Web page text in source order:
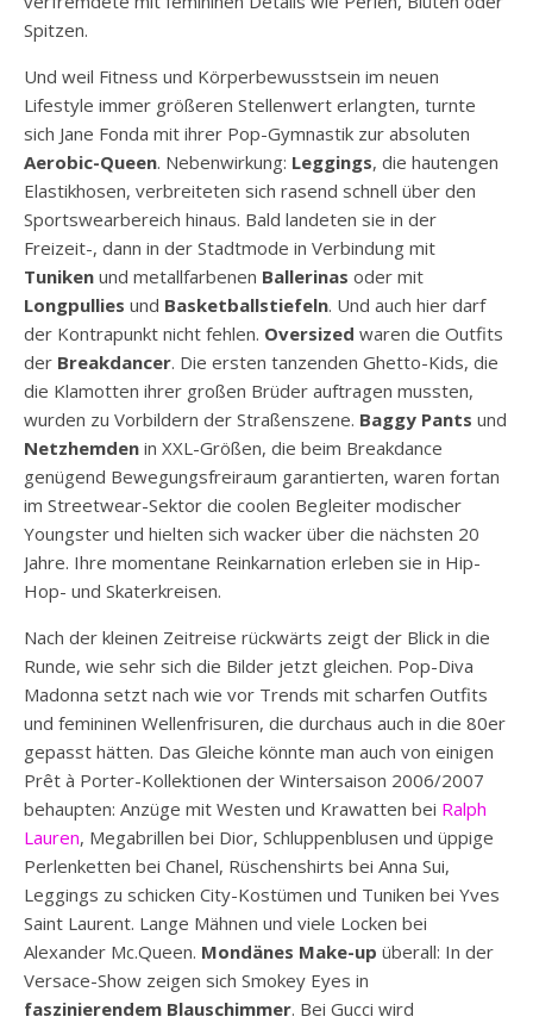
Spitzen.
Und weil Fitness und Körperbewusstsein im neuen
Lifestyle immer größeren Stellenwert erlangten, turnte
sich Jane Fonda mit ihrer Pop-Gymnastik zur absoluten
Aerobic-Queen. Nebenwirkung: Leggings, die hautengen
Elastikhosen, verbreiteten sich rasend schnell über den
Sportswearbereich hinaus. Bald landeten sie in der
Freizeit-, dann in der Stadtmode in Verbindung mit
Tuniken und metallfarbenen Ballerinas oder mit
Longpullies und Basketballstiefeln. Und auch hier darf
der Kontrapunkt nicht fehlen. Oversized waren die Outfits
der Breakdancer. Die ersten tanzenden Ghetto-Kids, die
die Klamotten ihrer großen Brüder auftragen mussten,
wurden zu Vorbildern der Straßenszene. Baggy Pants und
Netzhemden in XXL-Größen, die beim Breakdance
genügend Bewegungsfreiraum garantierten, waren fortan
im Streetwear-Sektor die coolen Begleiter modischer
Youngster und hielten sich wacker über die nächsten 20
Jahre. Ihre momentane Reinkarnation erleben sie in Hip-
Hop- und Skaterkreisen.
Nach der kleinen Zeitreise rückwärts zeigt der Blick in die
Runde, wie sehr sich die Bilder jetzt gleichen. Pop-Diva
Madonna setzt nach wie vor Trends mit scharfen Outfits
und femininen Wellenfrisuren, die durchaus auch in die 80er
gepasst hätten. Das Gleiche könnte man auch von einigen
Prêt à Porter-Kollektionen der Wintersaison 2006/2007
behaupten: Anzüge mit Westen und Krawatten bei Ralph
Lauren, Megabrillen bei Dior, Schluppenblusen und üppige
Perlenketten bei Chanel, Rüschenshirts bei Anna Sui,
Leggings zu schicken City-Kostümen und Tuniken bei Yves
Saint Laurent. Lange Mähnen und viele Locken bei
Alexander Mc.Queen. Mondänes Make-up überall: In der
Versace-Show zeigen sich Smokey Eyes in
faszinierendem Blauschimmer. Bei Gucci wird